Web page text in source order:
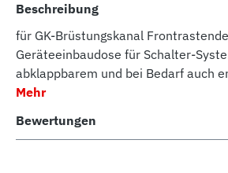
Beschreibung
für GK-Brüstungskanal Frontrastende
Geräteeinbaudose für Schalter-
abklappbarem und bei Bedarf auch
Mehr
Bewertungen